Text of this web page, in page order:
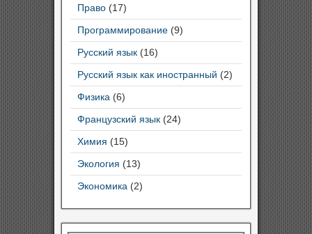
Право (17)
Программирование (9)
Русский язык (16)
Русский язык как иностранный (2)
Физика (6)
Французский язык (24)
Химия (15)
Экология (13)
Экономика (2)